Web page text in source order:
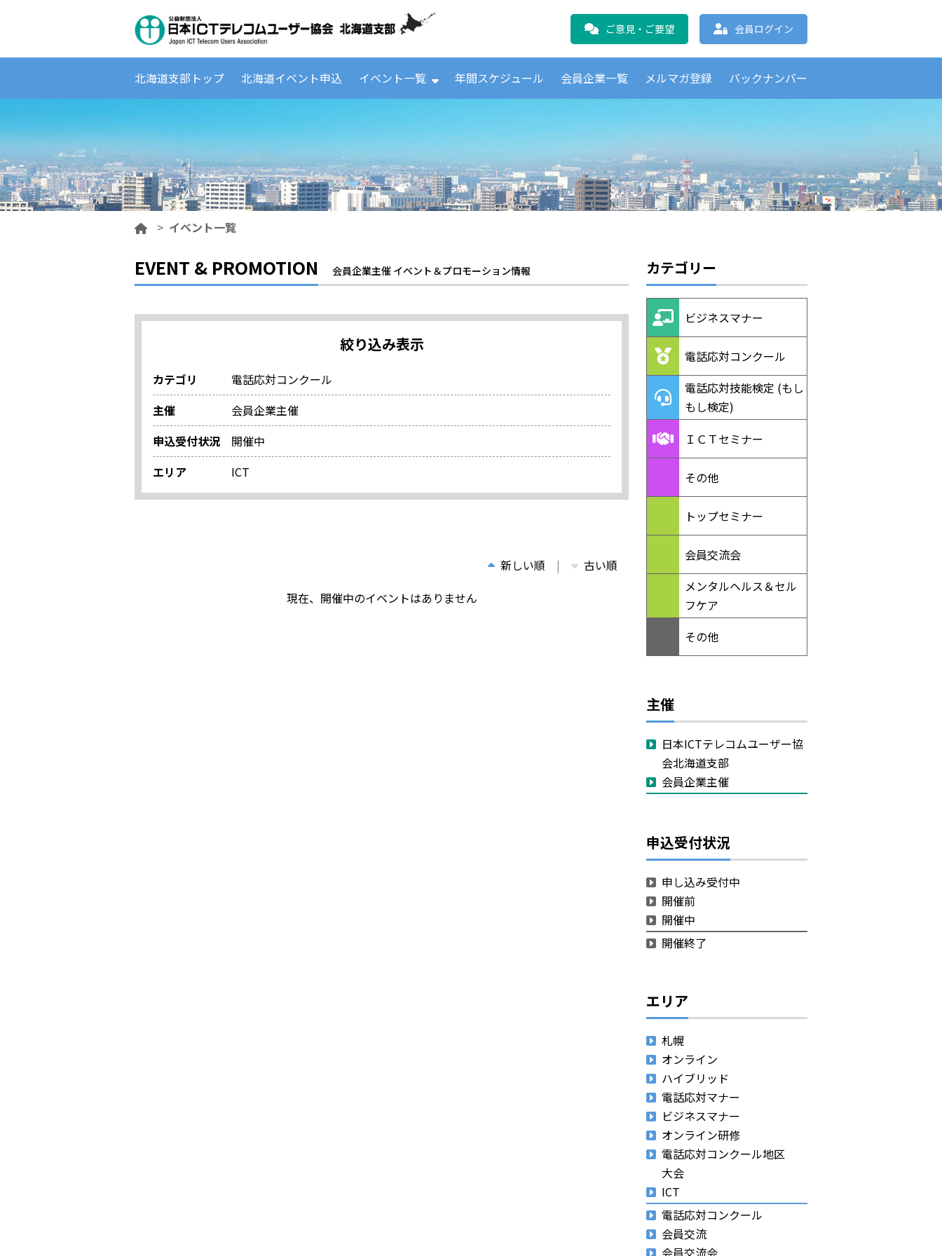
公益財団法人日本ICTテレコムユーザ協会 北海道支部
ご意見・ご要望 会員ログイン
北海道支部トップ 北海道イベント申込 イベント一覧 年間スケジュール 会員企業一覧 メルマガ登録 バックナンバー
> イベント一覧
EVENT & PROMOTION 会員企業主催 イベント＆プロモーション情報
絞り込み表示
カテゴリ
電話応対コンクール
主催
会員企業主催
申込受付状況
開催中
エリア
ICT
新しい順
古い順
現在、開催中のイベントはありません
カテゴリー
ビジネスマナー
電話応対コンクール
電話応対技能検定 (もし
もし検定)
ＩＣＴセミナー
その他
トップセミナー
会員交流会
メンタルヘルス＆セル
フケア
その他
主催
日本ICTテレコムユーザー協
会北海道支部
会員企業主催
申込受付状況
申し込み受付中
開催前
開催中
開催終了
エリア
札幌
オンライン
ハイブリッド
電話応対マナー
ビジネスマナー
オンライン研修
電話応対コンクール地区
大会
ICT
電話応対コンクール
会員交流
会員交流会